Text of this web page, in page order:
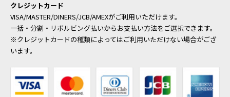
クレジットカード
VISA/MASTER/DINERS/JCB/AMEXがご利用いただけます。
一括・分割・リボルビング払いからお支払い方法をご選択できます。
※クレジットカードの種類によってはご利用いただけない場合がござ
います。